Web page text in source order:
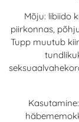
Mõju: libiido
piirkonnas,
Tupp muutub